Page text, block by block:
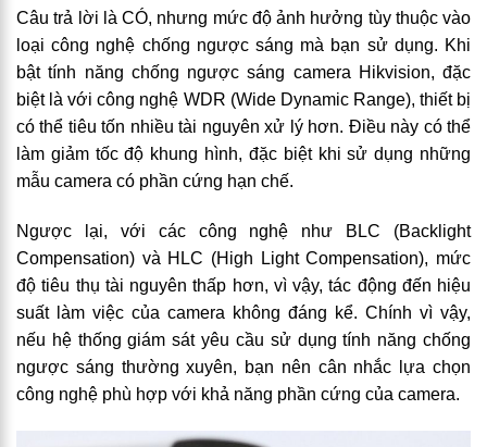
Câu trả lời là CÓ, nhưng mức độ ảnh hưởng tùy thuộc vào
loại công nghệ chống ngược sáng mà bạn sử dụng. Khi
bật tính năng chống ngược sáng camera Hikvision, đặc
biệt là với công nghệ WDR (Wide Dynamic Range), thiết bị
có thể tiêu tốn nhiều tài nguyên xử lý hơn. Điều này có thể
làm giảm tốc độ khung hình, đặc biệt khi sử dụng những
mẫu camera có phần cứng hạn chế.
Ngược lại, với các công nghệ như BLC (Backlight
Compensation) và HLC (High Light Compensation), mức
độ tiêu thụ tài nguyên thấp hơn, vì vậy, tác động đến hiệu
suất làm việc của camera không đáng kể. Chính vì vậy,
nếu hệ thống giám sát yêu cầu sử dụng tính năng chống
ngược sáng thường xuyên, bạn nên cân nhắc lựa chọn
công nghệ phù hợp với khả năng phần cứng của camera.